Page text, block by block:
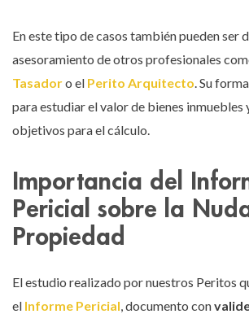
En este tipo de casos también pueden ser
asesoramiento de otros profesionales
Tasadoro el Perito Arquitecto . Su
para estudiar el valor de bienes inmuebles
objetivos para el cálculo.
Importancia del
Pericial sobre la
Propiedad
El estudio realizado por nuestros Peritos
el Informe Pericial , documento con